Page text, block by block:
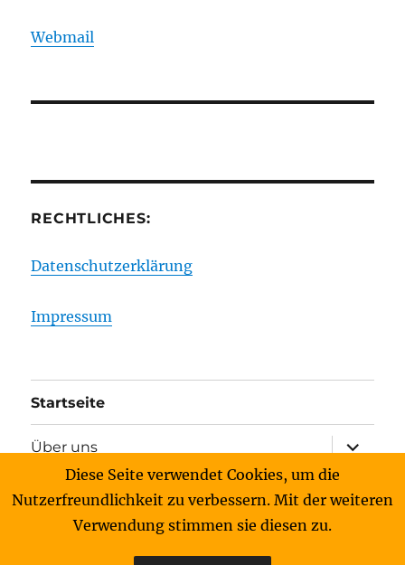
Webmail
RECHTLICHES:
Datenschutzerklärung
Impressum
Startseite
Über uns
anzeigen
Archiv
anzeigen
Kontakt
Diese Seite verwendet Cookies, um die
Nutzerfreundlichkeit zu verbessern. Mit der weiteren
Verwendung stimmen sie diesen zu.